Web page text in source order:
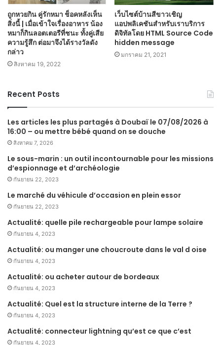
ถูกหวยกิน คู่รักหมา ช็อคหลังเห็น
สิ่งนี้ | เมื่อเข้าใจเรื่องอาหาร น้อง
หมาก็กินลอตเตอรีที่ชนะ ทั้งคู่เสีย
ความรู้สึก ต่อมาจึงได้รางวัลดัง
กล่าว
สิงหาคม 19, 2022
เว็บไซต์บ้านสีขาวเชิญ
แอปพลิเคชันสำหรับเราบริการ
ดิจิทัลโดย HTML Source Code
hidden message
มกราคม 21, 2021
Recent Posts
Les articles les plus partagés à Doubaï le 07/08/2026 à
16:00 – ou mettre bébé quand on se douche
สิงหาคม 7, 2026
Le sous-marin : un outil incontournable pour les missions
d’espionnage et d’archéologie
กันยายน 22, 2023
Le marché du véhicule d’occasion en plein essor
กันยายน 22, 2023
Actualité: quelle pile rechargeable pour lampe solaire
กันยายน 4, 2023
Actualité: ou manger une choucroute dans le val d oise
กันยายน 4, 2023
Actualité: ou acheter autour de bordeaux
กันยายน 4, 2023
Actualité: Quel est la structure interne de la Terre ?
กันยายน 4, 2023
Actualité: connecteur lightning qu’est ce que c’est
กันยายน 4, 2023